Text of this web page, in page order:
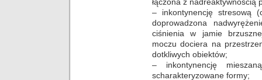
– inkontynencję stresową
doprowadzona
ciśnienia w jamie
moczu dociera na
dotkliwych obiektów;
– inkontynencję
scharakteryzowane formy;